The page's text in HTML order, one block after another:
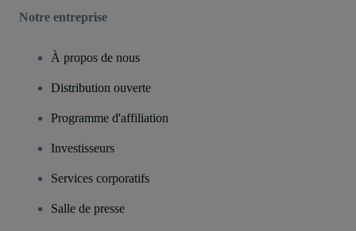
Notre entreprise
À propos de nous
Distribution ouverte
Programme d'affiliation
Investisseurs
Services corporatifs
Salle de presse